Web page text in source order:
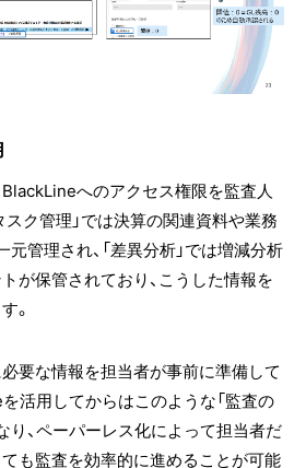
へのアクセス権限を監査人
スク管理」では決算の関連資料や業務
管理され、「差異分析」では増減分析
が保管されており、こうした情報を
。
要な情報を担当者が事前に準備して
活用してからはこのような「監査の
り、ペーパーレス化によって担当者だ
も監査を効率的に進めることが可能